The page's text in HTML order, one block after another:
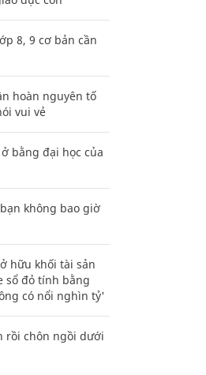
8, 9 cơ bản cần
hoàn nguyên tố
vui vẻ
bằng đại học của
không bao giờ
hữu khối tài sản
sổ đỏ tính bằng
có nổi nghìn tỷ'
rồi chôn ngồi dưới